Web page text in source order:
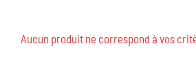
Aucun produit ne correspond à vos